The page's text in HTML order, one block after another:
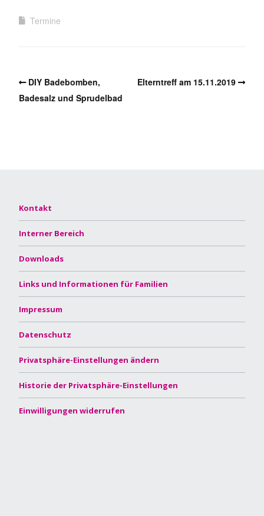
Termine
DIY Badebomben,
Badesalz und Sprudelbad
Elterntreff am 15.11.2019
Kontakt
Interner Bereich
Downloads
Links und Informationen für Familien
Impressum
Datenschutz
Privatsphäre-Einstellungen ändern
Historie der Privatsphäre-Einstellungen
Einwilligungen widerrufen